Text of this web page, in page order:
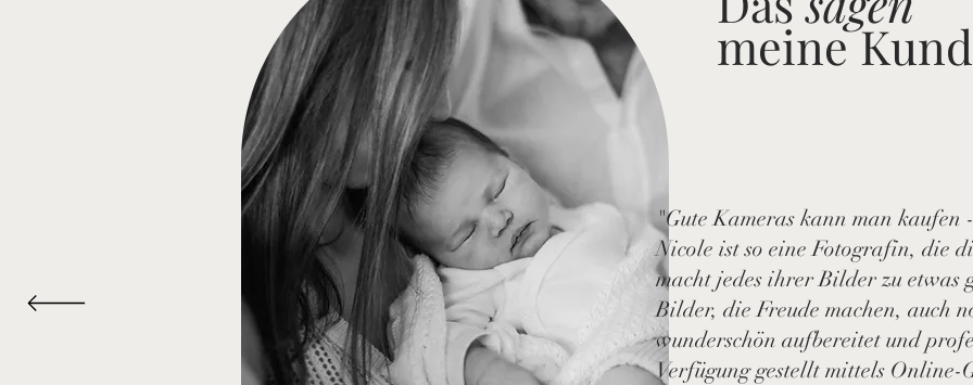
"Gute Kameras kann man kaufen
Nicole ist so eine Fotografin, die
macht jedes ihrer Bilder zu etwas
Bilder, die Freude machen, auch
wunderschön aufbereitet und
Verfügung gestellt mittels Online-
meine